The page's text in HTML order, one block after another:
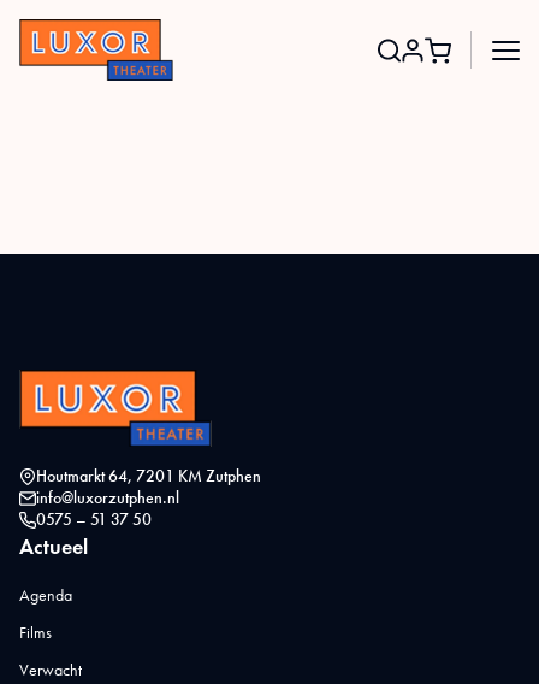
Houtmarkt 64, 7201 KM Zutphen
info@luxorzutphen.nl
0575 – 51 37 50
Actueel
Agenda
Films
Verwacht